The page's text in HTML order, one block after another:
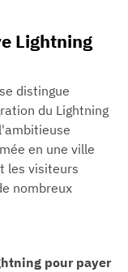
Lightning
distingue
du Lightning
en une ville
les visiteurs
nombreux
pour payer